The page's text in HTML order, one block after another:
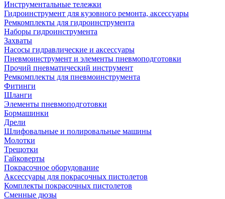
Инструментальные тележки
Гидроинструмент для кузовного ремонта, аксессуары
Ремкомплекты для гидроинструмента
Наборы гидроинструмента
Захваты
Насосы гидравлические и аксессуары
Пневмоинструмент и элементы пневмоподготовки
Прочий пневматический инструмент
Ремкомплекты для пневмоинструмента
Фитинги
Шланги
Элементы пневмоподготовки
Бормашинки
Дрели
Шлифовальные и полировальные машины
Молотки
Трещотки
Гайковерты
Покрасочное оборудование
Аксессуары для покрасочных пистолетов
Комплекты покрасочных пистолетов
Сменные дюзы